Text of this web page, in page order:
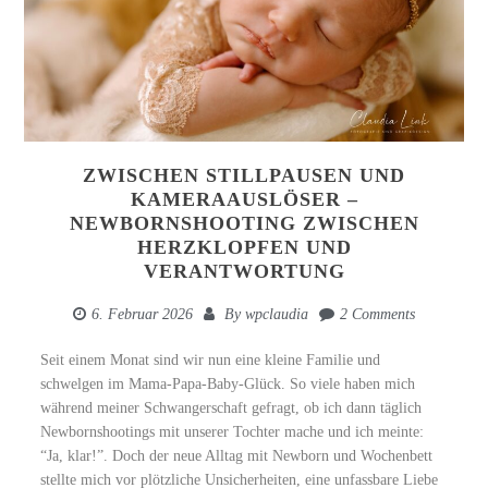
ZWISCHEN STILLPAUSEN UND
KAMERAAUSLÖSER –
NEWBORNSHOOTING ZWISCHEN
HERZKLOPFEN UND
VERANTWORTUNG
6. Februar 2026 By wpclaudia 2 Comments
Seit einem Monat sind wir nun eine kleine Familie und
schwelgen im Mama-Papa-Baby-Glück. So viele haben mich
während meiner Schwangerschaft gefragt, ob ich dann täglich
Newbornshootings mit unserer Tochter mache und ich meinte:
“Ja, klar!”. Doch der neue Alltag mit Newborn und Wochenbett
stellte mich vor plötzliche Unsicherheiten, eine unfassbare Liebe